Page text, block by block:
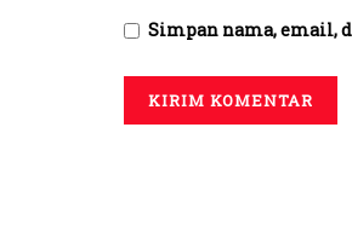
Simpan nama, email,